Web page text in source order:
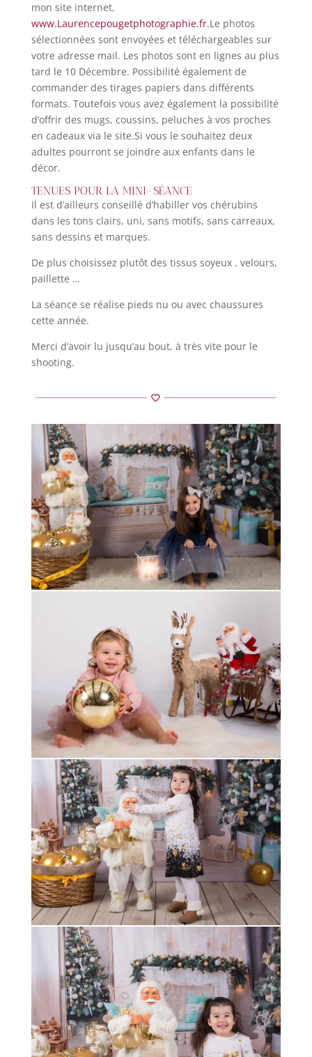
mon site internet,
www.Laurencepougetphotographie.fr.Le photos
sélectionnées sont envoyées et téléchargeables sur
votre adresse mail. Les photos sont en lignes au plus
tard le 10 Décembre. Possibilité également de
commander des tirages papiers dans différents
formats. Toutefois vous avez également la possibilité
d’offrir des mugs, coussins, peluches à vos proches
en cadeaux via le site.Si vous le souhaitez deux
adultes pourront se joindre aux enfants dans le
décor.
TENUES POUR LA MINI-SÉANCE
Il est d’ailleurs conseillé d’habiller vos chérubins
dans les tons clairs, uni, sans motifs, sans carreaux,
sans dessins et marques.
De plus choisissez plutôt des tissus soyeux , velours,
paillette …
La séance se réalise pieds nu ou avec chaussures
cette année.
Merci d’avoir lu jusqu’au bout, à très vite pour le
shooting.